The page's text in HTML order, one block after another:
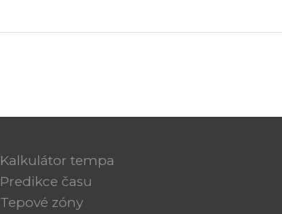
Kalkulátor tempa
Predikce času
Tepové zóny